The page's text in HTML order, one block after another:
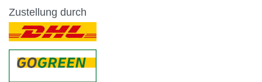
Zustellung durch